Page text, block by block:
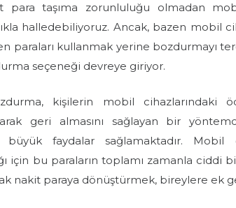
para taşıma zorunluluğu olmadan
halledebiliyoruz. Ancak, bazen mobil
paraları kullanmak yerine bozdurmayı
seçeneği devreye giriyor.
kişilerin mobil cihazlarındaki
geri almasını sağlayan bir
büyük faydalar sağlamaktadır.
için bu paraların toplamı zamanla ciddi
nakit paraya dönüştürmek, bireylere ek